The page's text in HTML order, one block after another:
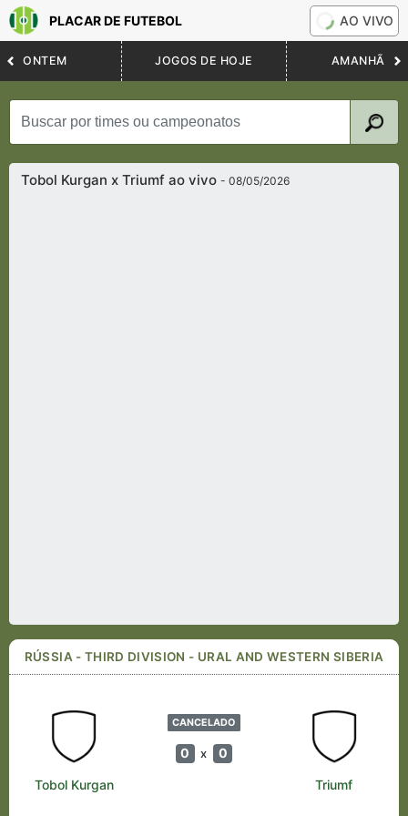
PLACAR DE FUTEBOL AO VIVO
ONTEM JOGOS DE HOJE AMANHÃ
Tobol Kurgan x Triumf ao vivo- 08/05/2026
RÚSSIA - THIRD DIVISION - URAL AND WESTERN SIBERIA
CANCELADO
0 x 0
Tobol Kurgan Triumf